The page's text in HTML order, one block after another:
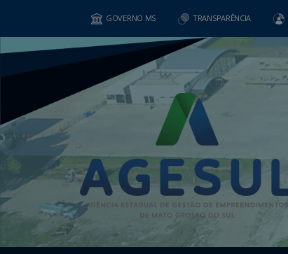
GOVERNO MS TRANSPARÊNCIA